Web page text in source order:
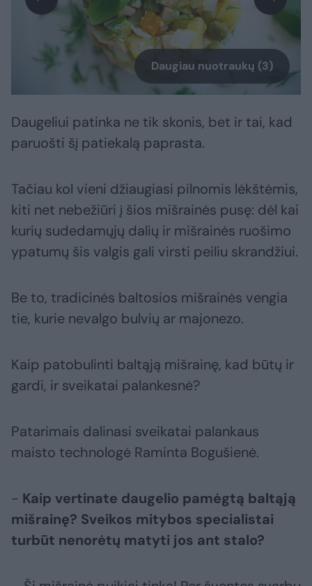
Daugiau nuotraukų (3)
Daugeliui patinka ne tik skonis, bet ir tai, kad
paruošti šį patiekalą paprasta.
Tačiau kol vieni džiaugiasi pilnomis lėkštėmis,
kiti net nebežiūri į šios mišrainės pusę: dėl kai
kurių sudedamųjų dalių ir mišrainės ruošimo
ypatumų šis valgis gali virsti peiliu skrandžiui.
Be to, tradicinės baltosios mišrainės vengia
tie, kurie nevalgo bulvių ar majonezo.
Kaip patobulinti baltąją mišrainę, kad būtų ir
gardi, ir sveikatai palankesnė?
Patarimais dalinasi sveikatai palankaus
maisto technologė Raminta Bogušienė.
- Kaip vertinate daugelio pamėgtą baltąją
mišrainę? Sveikos mitybos specialistai
turbūt nenorėtų matyti jos ant stalo?